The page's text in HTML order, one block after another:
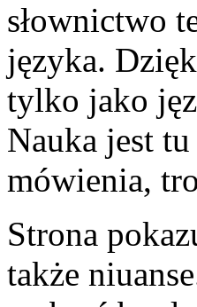
słownictwo
języka.
tylko jako
Nauka jest
mówienia,
Strona
także